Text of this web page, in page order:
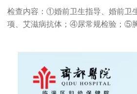
检查内容：①婚前卫生指导、婚前卫
项、艾滋病抗体；④尿常规检验；⑤胸